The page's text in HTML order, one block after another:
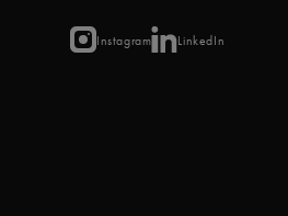
Instagram LinkedIn